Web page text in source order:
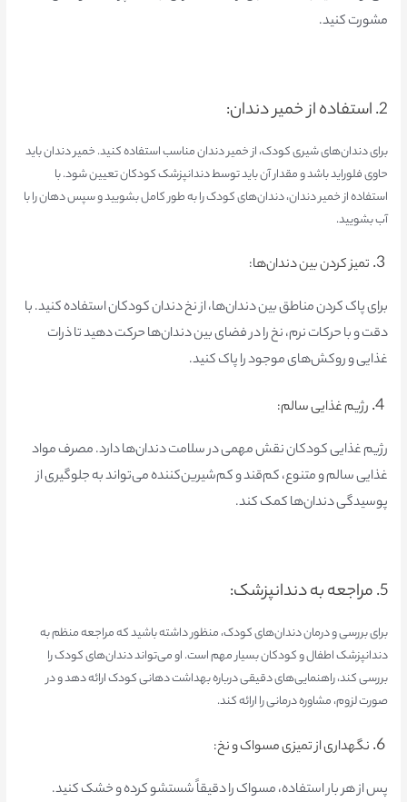
مشورت کنید.
2. استفاده از خمیر دندان:
برای دندان‌های شیری کودک، از خمیر دندان مناسب استفاده کنید. خمیر دندان باید
حاوی فلوراید باشد و مقدار آن باید توسط دندانپزشک کودکان تعیین شود. با
استفاده از خمیر دندان، دندان‌های کودک را به طور کامل بشویید و سپس دهان را با
آب بشویید.
تمیز کردن بین دندان‌ها:
برای پاک کردن مناطق بین دندان‌ها، از نخ دندان کودکان استفاده کنید. با
دقت و با حرکات نرم، نخ را در فضای بین دندان‌ها حرکت دهید تا ذرات
غذایی و روکش‌های موجود را پاک کنید.
رژیم غذایی سالم:
رژیم غذایی کودکان نقش مهمی در سلامت دندان‌ها دارد. مصرف مواد
غذایی سالم و متنوع، کم‌قند و کم‌شیرین‌کننده می‌تواند به جلوگیری از
پوسیدگی دندان‌ها کمک کند.
5. مراجعه به دندانپزشک:
برای بررسی و درمان دندان‌های کودک، منظور داشته باشید که مراجعه منظم به
دندانپزشک اطفال و کودکان بسیار مهم است. او می‌تواند دندان‌های کودک را
بررسی کند، راهنمایی‌های دقیقی درباره بهداشت دهانی کودک ارائه دهد و در
صورت لزوم، مشاوره درمانی را ارائه کند.
6.
نگهداری از تمیزی مسواک و نخ:
پس از هر بار استفاده، مسواک را دقیقاً شستشو کرده و خشک کنید.